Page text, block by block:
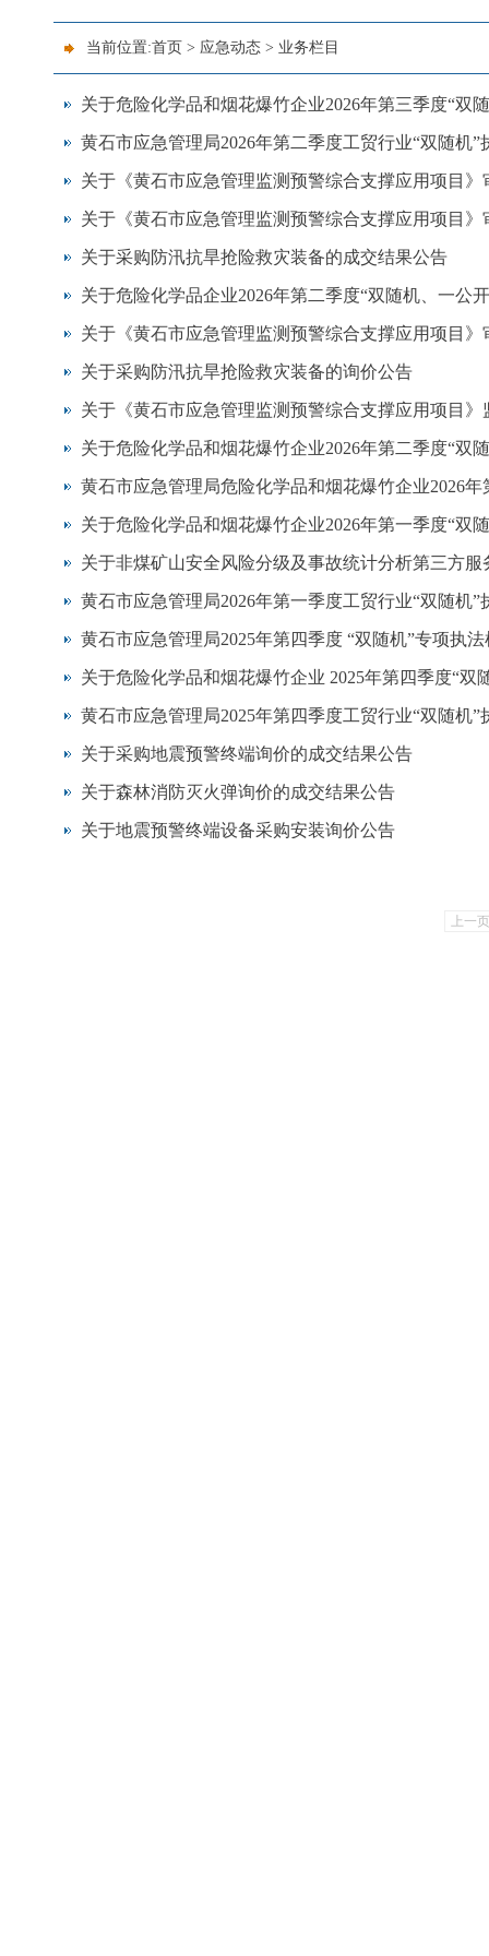
当前位置:首页 > 应急动态 > 业务栏目
关于危险化学品和烟花爆竹企业2026年第三季度“双
黄石市应急管理局2026年第二季度工贸行业“双随机
关于《黄石市应急管理监测预警综合支撑应用项目
关于《黄石市应急管理监测预警综合支撑应用项目
关于采购防汛抗旱抢险救灾装备的成交结果公告
关于危险化学品企业2026年第二季度“双随机、一公
关于《黄石市应急管理监测预警综合支撑应用项目
关于采购防汛抗旱抢险救灾装备的询价公告
关于《黄石市应急管理监测预警综合支撑应用项目
关于危险化学品和烟花爆竹企业2026年第二季度“双
黄石市应急管理局危险化学品和烟花爆竹企业2026
关于危险化学品和烟花爆竹企业2026年第一季度“双
关于非煤矿山安全风险分级及事故统计分析第三方服
黄石市应急管理局2026年第一季度工贸行业“双随机
黄石市应急管理局2025年第四季度 “双随机”专项执
关于危险化学品和烟花爆竹企业 2025年第四季度“双
黄石市应急管理局2025年第四季度工贸行业“双随机
关于采购地震预警终端询价的成交结果公告
关于森林消防灭火弹询价的成交结果公告
关于地震预警终端设备采购安装询价公告
上一页